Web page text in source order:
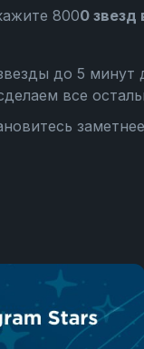
8000 звезд
до 5
все